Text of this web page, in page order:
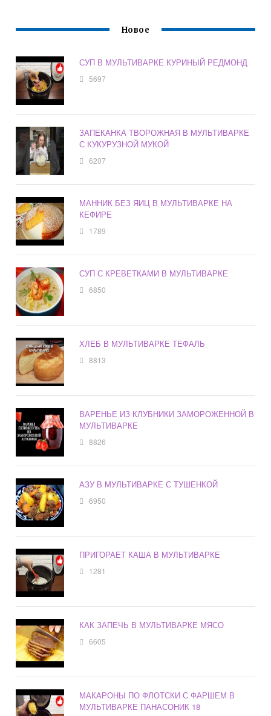
Новое
СУП В МУЛЬТИВАРКЕ КУРИНЫЙ РЕДМОНД
5697
ЗАПЕКАНКА ТВОРОЖНАЯ В МУЛЬТИВАРКЕ
С КУКУРУЗНОЙ МУКОЙ
6207
МАННИК БЕЗ ЯИЦ В МУЛЬТИВАРКЕ НА
КЕФИРЕ
1789
СУП С КРЕВЕТКАМИ В МУЛЬТИВАРКЕ
6850
ХЛЕБ В МУЛЬТИВАРКЕ ТЕФАЛЬ
8813
ВАРЕНЬЕ ИЗ КЛУБНИКИ ЗАМОРОЖЕННОЙ В
МУЛЬТИВАРКЕ
8826
АЗУ В МУЛЬТИВАРКЕ С ТУШЕНКОЙ
6950
ПРИГОРАЕТ КАША В МУЛЬТИВАРКЕ
1281
КАК ЗАПЕЧЬ В МУЛЬТИВАРКЕ МЯСО
6605
МАКАРОНЫ ПО ФЛОТСКИ С ФАРШЕМ В
МУЛЬТИВАРКЕ ПАНАСОНИК 18